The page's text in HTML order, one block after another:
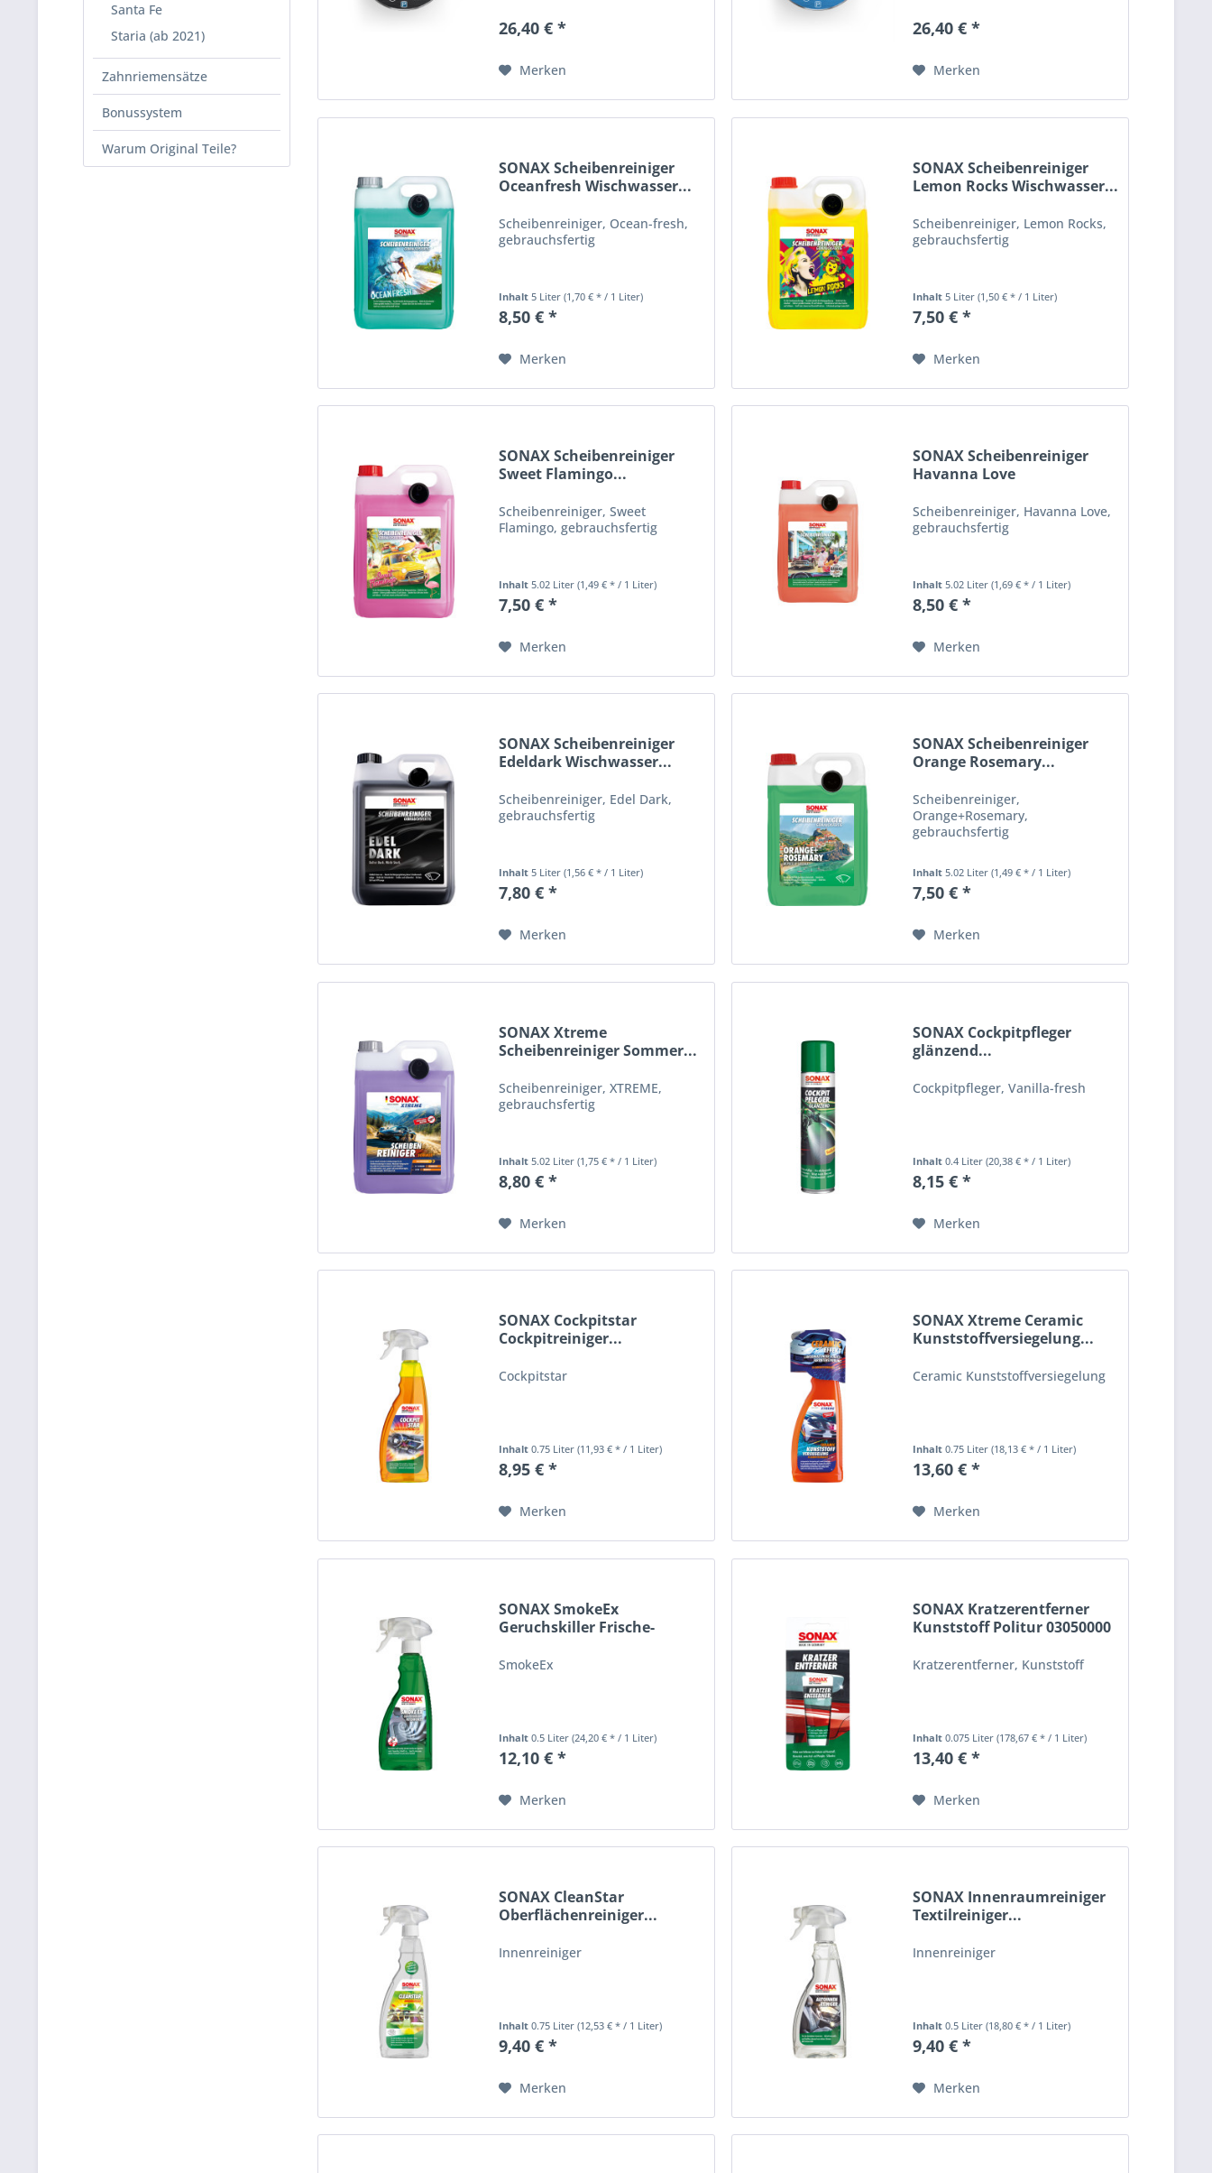
Santa Fe
Staria (ab 2021)
Zahnriemensätze
Bonussystem
Warum Original Teile?
26,40 € *
Merken
26,40 € *
Merken
SONAX Scheibenreiniger
Oceanfresh Wischwasser...
Scheibenreiniger, Ocean-fresh,
gebrauchsfertig
Inhalt 5 Liter(1,70 € * / 1 Liter)
8,50 € *
Merken
SONAX Scheibenreiniger
Lemon Rocks Wischwasser...
Scheibenreiniger, Lemon Rocks,
gebrauchsfertig
Inhalt 5 Liter(1,50 € * / 1 Liter)
7,50 € *
Merken
SONAX Scheibenreiniger
Sweet Flamingo...
Scheibenreiniger, Sweet
Flamingo, gebrauchsfertig
Inhalt5.02 Liter(1,49 € * / 1 Liter)
7,50 € *
Merken
SONAX Scheibenreiniger
Havanna Love
Scheibenreiniger, Havanna Love,
gebrauchsfertig
Inhalt5.02 Liter(1,69 € * / 1 Liter)
8,50 € *
Merken
SONAX Scheibenreiniger
Edeldark Wischwasser...
Scheibenreiniger, Edel Dark,
gebrauchsfertig
Inhalt5 Liter(1,56 € * / 1 Liter)
7,80 € *
Merken
SONAX Scheibenreiniger
Orange Rosemary...
Scheibenreiniger,
Orange+Rosemary,
gebrauchsfertig
Inhalt5.02 Liter(1,49 € * / 1 Liter)
7,50 € *
Merken
SONAX Xtreme
Scheibenreiniger Sommer...
Scheibenreiniger, XTREME,
gebrauchsfertig
Inhalt 5.02 Liter(1,75 € * / 1 Liter)
8,80 € *
Merken
SONAX Cockpitpfleger
glänzend...
Cockpitpfleger, Vanilla-fresh
Inhalt0.4 Liter(20,38 € * / 1 Liter)
8,15 € *
Merken
SONAX Cockpitstar
Cockpitreiniger...
Cockpitstar
Inhalt0.75 Liter(11,93 € * / 1 Liter)
8,95 € *
Merken
SONAX Xtreme Ceramic
Kunststoffversiegelung...
Ceramic Kunststoffversiegelung
Inhalt0.75 Liter(18,13 € * / 1 Liter)
13,60 € *
Merken
SONAX SmokeEx
Geruchskiller Frische-
SmokeEx
Inhalt0.5 Liter(24,20 € * / 1 Liter)
12,10 € *
Merken
SONAX Kratzerentferner
Kunststoff Politur 03050000
Kratzerentferner, Kunststoff
Inhalt0.075 Liter(178,67 € * / 1 Liter)
13,40 € *
Merken
SONAX CleanStar
Oberflächenreiniger...
Innenreiniger
Inhalt0.75 Liter(12,53 € * / 1 Liter)
9,40 € *
Merken
SONAX Innenraumreiniger
Textilreiniger...
Innenreiniger
Inhalt0.5 Liter(18,80 € * / 1 Liter)
9,40 € *
Merken